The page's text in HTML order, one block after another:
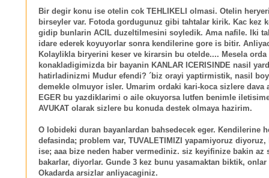
Bir degir konu ise otelin cok TEHLIKELI olmasi. Otelin
birseyler var. Fotoda gordugunuz gibi tahtalar kirik. Kac kez
gidip bunlarin ACIL duzeltilmesini soyledik. Ama nafile. Iki
idare ederek koyuyorlar sonra kendilerine gore is bitir.
Kolaylikla biryerini keser ve kirarsin bu otelde.... Mesela orda
konakladigimizda bir bayanin KANLAR ICERISINDE nasil
hatirladinizmi Mudur efendi? ´biz orayi yaptirmistik, nasil
demekle olmuyor isler. Umarim ordaki kari-koca sizlere dava
EGER bu yazdiklarimi o aile okuyorsa lutfen benimle
AVUKAT olarak sizlere bu konuda destek olmaya hazirim.
O lobideki duran bayanlardan bahsedecek eger. Kendilerine
defasinda; problem var, TUVALETIMIZI yapamiyoruz
ise; aaa bize neden haber vermediniz. siz keyifinize bakin az
bakarlar, diyorlar. Gunde 3 kez bunu yasamaktan biktik,
Okadarda arsizlar anliyacaginiz.